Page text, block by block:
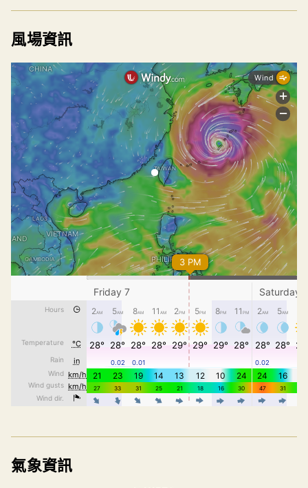
風場資訊
氣象資訊